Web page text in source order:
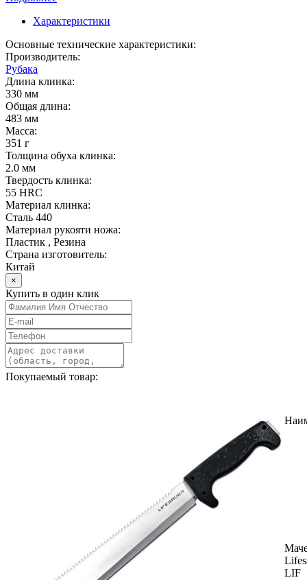
Характеристики
Основные технические характеристики:
Производитель:
Рубака
Длина клинка:
330 мм
Общая длина:
483 мм
Масса:
351 г
Толщина обуха клинка:
2.0 мм
Твердость клинка:
55 HRC
Материал клинка:
Сталь 440
Материал рукояти ножа:
Пластик , Резина
Страна изготовитель:
Китай
×
Купить в один клик
Покупаемый товар:
LIF